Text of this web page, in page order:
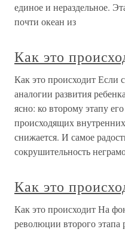
единое и нераздельное.
почти океан из
Как это
Как это происходит Если
аналогии развития
ясно: ко второму этапу
происходящих
снижается. И самое
сокрушительность
Как это
Как это происходит На
революции второго этапа